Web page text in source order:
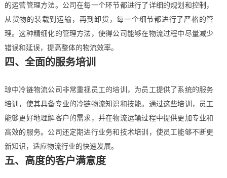
的运营管理方法。公司在每一个环节都进行了详细的规划和控制，
从货物的装载到运输，再到卸货，每一个细节都进行了严格的管
理。这种精细化的管理方法，使得公司能够在物流过程中尽量减少
错误和延误，提高整体的物流效率。
四、全面的服务培训
琼中冷链物流公司非常重视员工的培训，为员工提供了系统的服务
培训，使其具备专业的冷链物流知识和技能。通过这些培训，员工
能够更好地理解客户的需求，并在物流运输过程中提供更加专业和
高效的服务。公司还定期进行业务和技术培训，使员工能够不断更
新知识，适应物流行业的快速发展。
五、高度的客户满意度